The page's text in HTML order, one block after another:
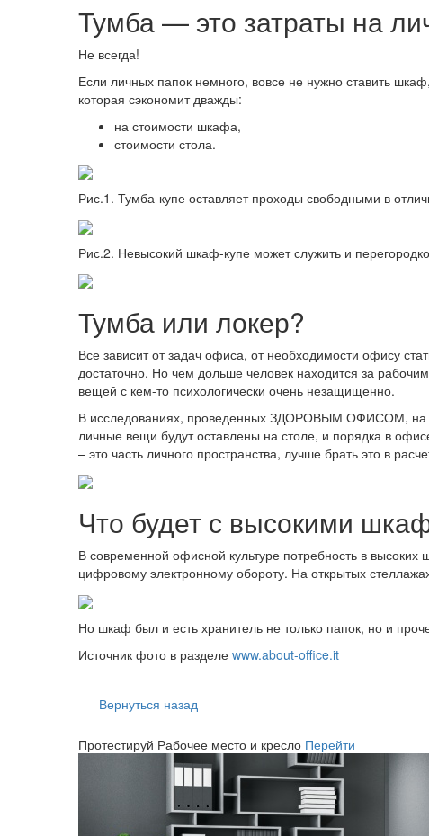
Тумба — это затраты на
Не всегда!
Если личных папок немного, вовсе не нужно ставить
которая сэкономит дважды:
на стоимости шкафа,
стоимости стола.
Рис.1. Тумба-купе оставляет проходы свободными в
Рис.2. Невысокий шкаф-купе может служить и
Тумба или локер?
Все зависит от задач офиса, от необходимости офису
достаточно. Но чем дольше человек находится за
вещей с кем-то психологически очень незащищенно.
В исследованиях, проведенных ЗДОРОВЫМ ОФИСОМ, на
личные вещи будут оставлены на столе, и порядка в
– это часть личного пространства, лучше брать это в
Что будет с высокими
В современной офисной культуре потребность в
цифровому электронному обороту. На открытых
Но шкаф был и есть хранитель не только папок, но и
Источник фото в разделе www.about-office.it
Вернуться назад
Протестируй Рабочее место и кресло Перейти